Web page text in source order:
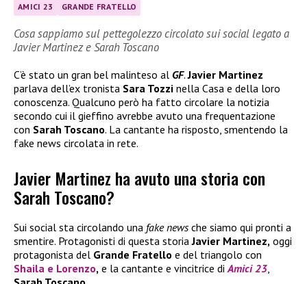
AMICI 23 GRANDE FRATELLO
Cosa sappiamo sul pettegolezzo circolato sui social legato a
Javier Martinez e Sarah Toscano
C’è stato un gran bel malinteso al GF.Javier Martinez
parlava dell’ex tronista Sara Tozzi nella Casa e della loro
conoscenza. Qualcuno però ha fatto circolare la notizia
secondo cui il gieffino avrebbe avuto una frequentazione
con Sarah Toscano. La cantante ha risposto, smentendo la
fake news circolata in rete.
Javier Martinez ha avuto una storia con
Sarah Toscano?
Sui social sta circolando una fake newsche siamo qui pronti a
smentire. Protagonisti di questa storiaJavier Martinez, oggi
protagonista del Grande Fratello e del triangolo con
Shaila e Lorenzo, e la cantante e vincitrice di Amici 23